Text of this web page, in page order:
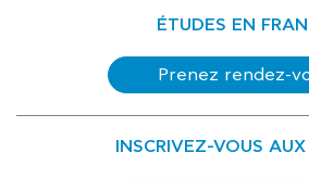
ÉTUDES EN
Prenez rendez-
INSCRIVEZ-VOUS AUX